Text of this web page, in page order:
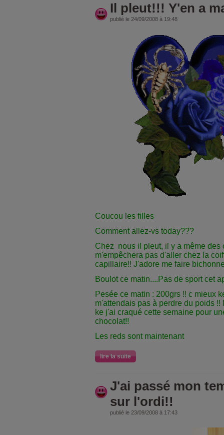
Il pleut!!! Y'en a
publié le 24/09/2008 à 19:48
Coucou les filles
Comment allez-vs today???
Chez nous il pleut, il y a même des
m'empêchera pas d'aller chez la
capillaire!! J'adore me faire
Boulot ce matin....Pas de sport cet
Pesée ce matin : 200grs !! c mieux
m'attendais pas à perdre du poids
ke j'ai craqué cette semaine pour
chocolat!!
Les reds sont maintenant
lire la suite
J'ai passé mon
sur l'ordi!!
publié le 23/09/2008 à 17:43